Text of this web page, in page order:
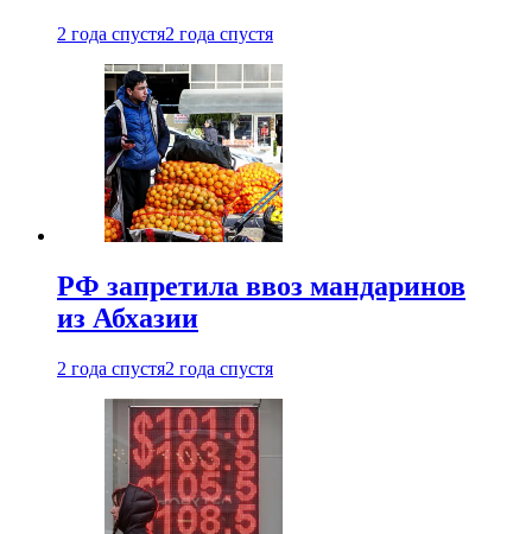
2 года спустя2 года спустя
РФ запретила ввоз мандаринов
из Абхазии
2 года спустя2 года спустя